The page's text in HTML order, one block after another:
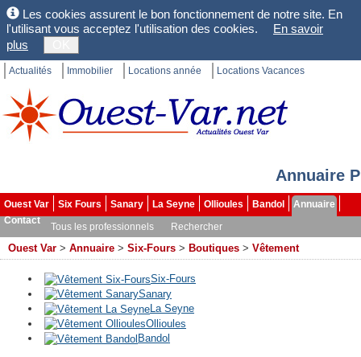
Les cookies assurent le bon fonctionnement de notre site. En
l'utilisant vous acceptez l'utilisation des cookies.
En savoir
plus
Actualités Immobilier Locations année Locations Vacances
Annuaire
Ouest Var Six Fours Sanary La Seyne Ollioules Bandol
Annuaire
Contact
Tous les professionnels Rechercher
Ouest Var > Annuaire > Six-Fours > Boutiques > Vêtement
Six-Fours
Sanary
La Seyne
Ollioules
Bandol